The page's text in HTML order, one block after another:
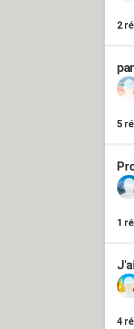
2
5
1
4